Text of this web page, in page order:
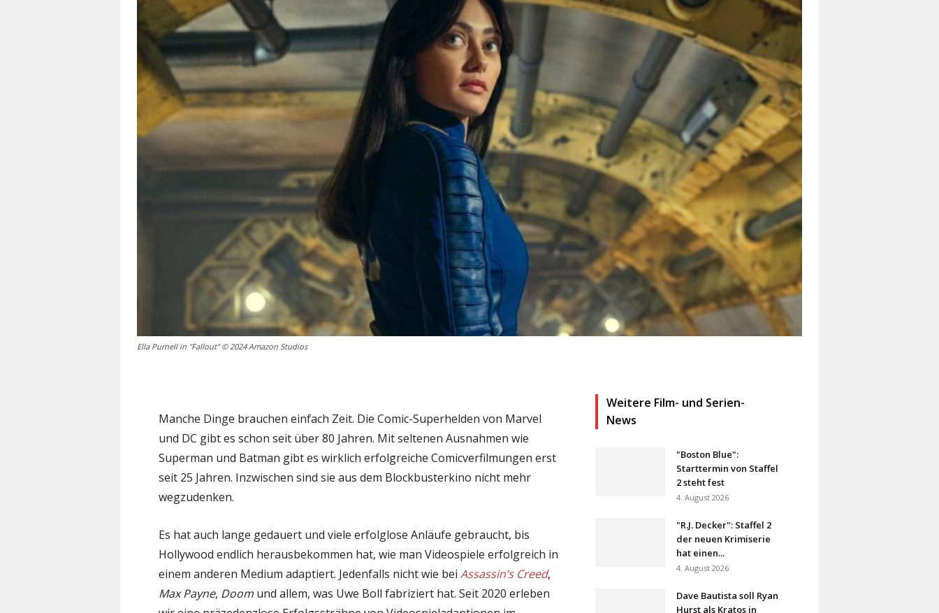
Ella Purnell in "Fallout" © 2024 Amazon Studios
Manche Dinge brauchen einfach Zeit. Die Comic-Superhelden von Marvel
und DC gibt es schon seit über 80 Jahren. Mit seltenen Ausnahmen wie
Superman und Batman gibt es wirklich erfolgreiche Comicverfilmungen erst
seit 25 Jahren. Inzwischen sind sie aus dem Blockbusterkino nicht mehr
wegzudenken.
Es hat auch lange gedauert und viele erfolglose Anläufe gebraucht, bis
Hollywood endlich herausbekommen hat, wie man Videospiele erfolgreich in
einem anderen Medium adaptiert. Jedenfalls nicht wie bei Assassin’s Creed,
Max Payne, Doom und allem, was Uwe Boll fabriziert hat. Seit 2020 erleben
Weitere Film- und Serien-
News
"Boston Blue":
Starttermin von Staffel
2 steht fest
4. August 2026
"R.J. Decker": Staffel 2
der neuen Krimiserie
hat einen...
4. August 2026
Dave Bautista soll Ryan
Hurst als Kratos in